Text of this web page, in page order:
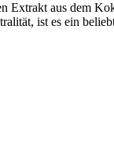
Extrakt aus dem
ist es ein